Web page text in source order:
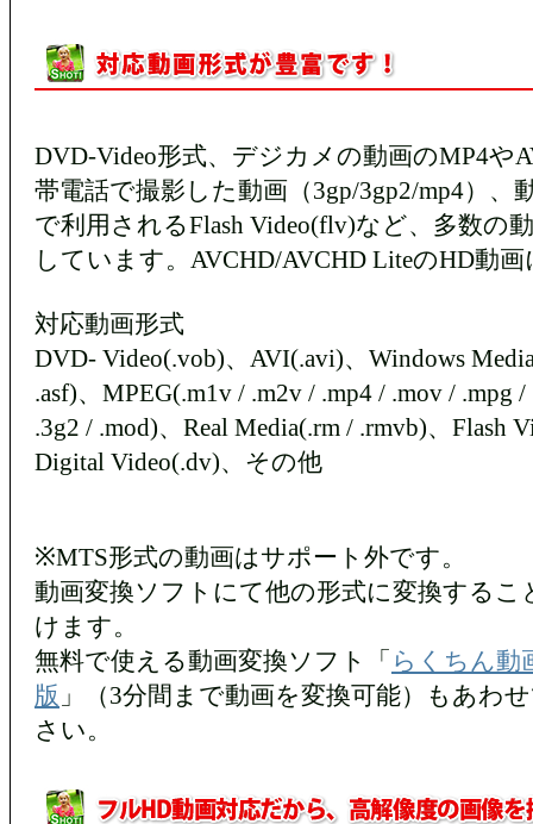
DVD-Video形式、デジカメの動画のMP4や
帯電話で撮影した動画（3gp/3gp2/mp4）、
で利用されるFlash Video(flv)など、多数の
しています。AVCHD/AVCHD LiteのHD動
対応動画形式
DVD- Video(.vob)、AVI(.avi)、Windows
.asf)、MPEG(.m1v / .m2v / .mp4 / .mov / .mpg /
.3g2 / .mod)、Real Media(.rm / .rmvb)、Flash
Digital Video(.dv)、その他
※MTS形式の動画はサポート外です。
動画変換ソフトにて他の形式に変換するこ
けます。
無料で使える動画変換ソフト「 らくちん動
版 」（3分間まで動画を変換可能）もあわ
さい。